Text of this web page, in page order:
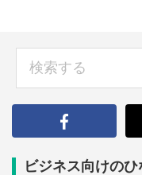
ビジネス向けのひ